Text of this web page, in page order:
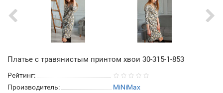
Платье с травянистым принтом хвои 30-315-1-853
Рейтинг:
Производитель:
MiNiMax